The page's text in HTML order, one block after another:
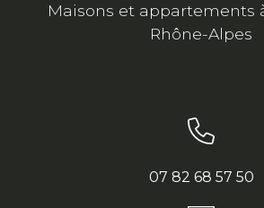
Maisons et appartements
Rhône-Alpes
07 82 68 57 50